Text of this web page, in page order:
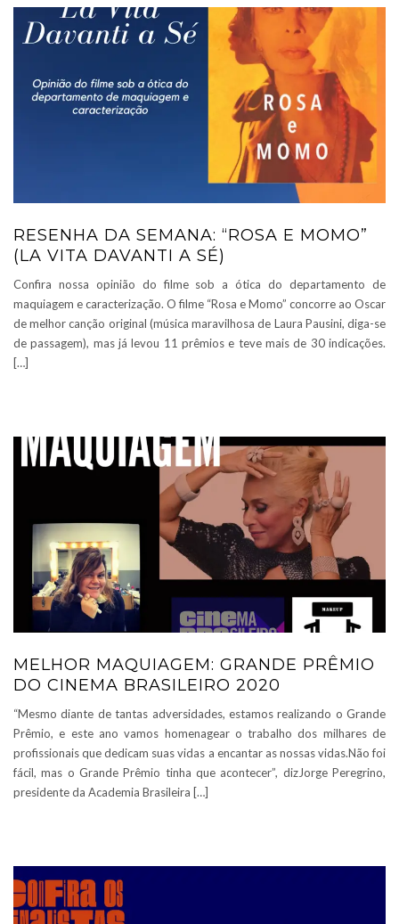
RESENHA DA SEMANA: “ROSA E MOMO”
(LA VITA DAVANTI A SÉ)
Confira nossa opinião do filme sob a ótica do departamento de
maquiagem e caracterização. O filme “Rosa e Momo” concorre ao Oscar
de melhor canção original (música maravilhosa de Laura Pausini, diga-se
de passagem), mas já levou 11 prêmios e teve mais de 30 indicações.
[…]
MELHOR MAQUIAGEM: GRANDE PRÊMIO
DO CINEMA BRASILEIRO 2020
“Mesmo diante de tantas adversidades, estamos realizando o Grande
Prêmio, e este ano vamos homenagear o trabalho dos milhares de
profissionais que dedicam suas vidas a encantar as nossas vidas.Não foi
fácil, mas o Grande Prêmio tinha que acontecer”, dizJorge Peregrino,
presidente da Academia Brasileira […]